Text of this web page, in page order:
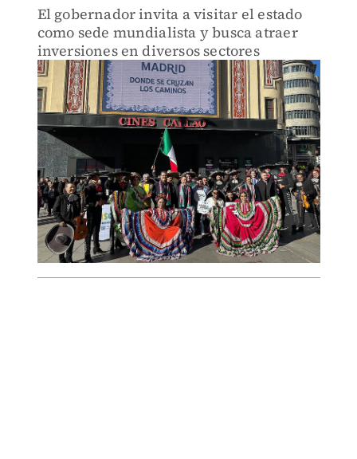
El gobernador invita a visitar el estado
como sede mundialista y busca atraer
inversiones en diversos sectores